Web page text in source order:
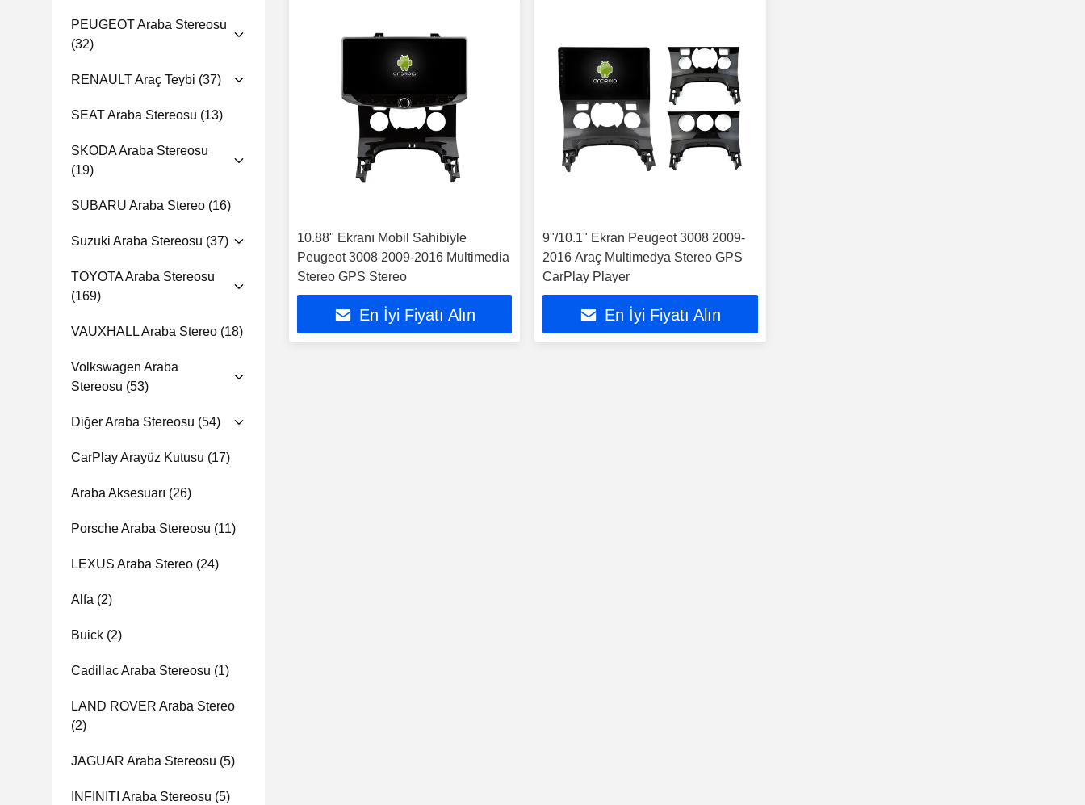
PEUGEOT Araba Stereosu
(32)
RENAULT Araç Teybi (37)
SEAT Araba Stereosu (13)
SKODA Araba Stereosu
(19)
SUBARU Araba Stereo (16)
Suzuki Araba Stereosu (37)
TOYOTA Araba Stereosu
(169)
VAUXHALL Araba Stereo (18)
Volkswagen Araba
Stereosu (53)
Diğer Araba Stereosu (54)
CarPlay Arayüz Kutusu (17)
Araba Aksesuarı (26)
Porsche Araba Stereosu (11)
LEXUS Araba Stereo (24)
Alfa (2)
Buick (2)
Cadillac Araba Stereosu (1)
LAND ROVER Araba Stereo
(2)
JAGUAR Araba Stereosu (5)
INFINITI Araba Stereosu (5)
10.88" Ekranı Mobil Sahibiyle
Peugeot 3008 2009-2016 Multimedia
Stereo GPS Stereo
En İyi Fiyatı Alın
9"/10.1" Ekran Peugeot 3008 2009-
2016 Araç Multimedya Stereo GPS
CarPlay Player
En İyi Fiyatı Alın